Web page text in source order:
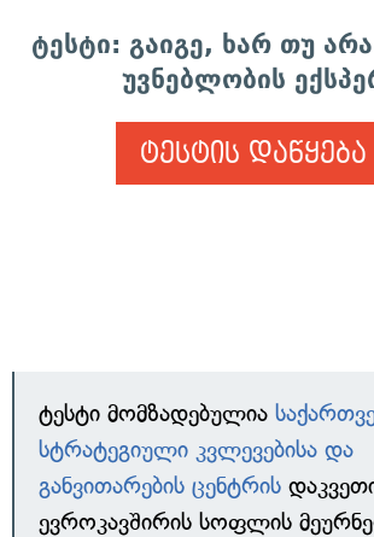
ტესტი: გაიგე, ხარ თუ
უვნებლობის
ტესტის დაწყება
ტესტი მომზადებულია
სტრატეგიული კვლევებისა და
განვითარების ცენტრის
ევროკავშირის სოფლის